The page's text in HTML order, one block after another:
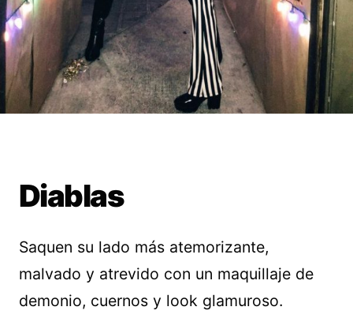
Diablas
Saquen su lado más atemorizante,
malvado y atrevido con un maquillaje de
demonio, cuernos y look glamuroso.